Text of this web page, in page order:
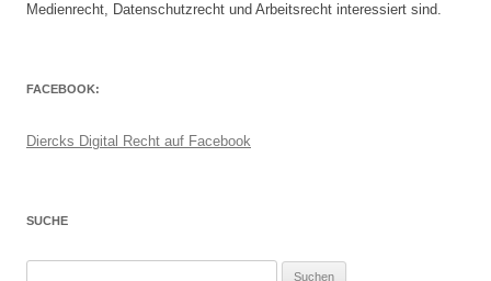
Medienrecht, Datenschutzrecht und Arbeitsrecht interessiert sind.
FACEBOOK:
Diercks Digital Recht auf Facebook
SUCHE